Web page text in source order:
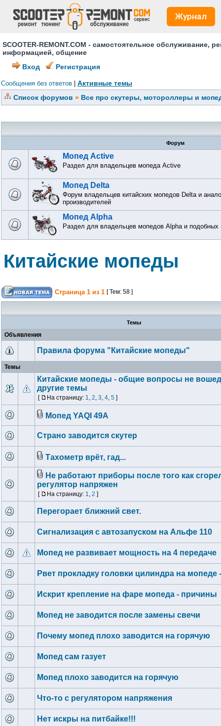
Журнал
SCOOTER-REMONT.COM - самостоятельное
информацией, общение
Вход
Регистрация
Сообщения без ответов
Активные темы
Список форумов » Все про скутеры, мотороллеры и
Форум
Мопед Active
Раздел для владельцев мопеда Active
Мопед Delta
Форум владельцев китайских мопедов Delta и
производителей
Мопед Alpha
Раздел для владельцев мопедов Alpha и подобных
Китайские мопеды
Страница 1 из 1 [ Тем: 58 ]
Темы
Объявления
Правила форума "Китайские мопеды"
Темы
Китайские мопеды - общие вопросы не
другие темы
[ На страницу: 1, 2, 3, 4, 5 ]
Мопед YAQI 49A
Страно заводится скутер
Тахометр врёт, гад...
Не работают приборы после того как
регулятор напряжен
[ На страницу: 1, 2 ]
Перегорает ближний свет.
Сигнализация с автозапуском на Альфе 110
Мопед не развивает мощность на 4 передаче
Рвет прокладку головки цилиндра на мопеде
Искрит крепление на фаре мопеда - причины
Мопед не заводится после замены свечи
Почему мопед плохо заводится на горячую
Мопед сам газует
Мопед плохо заводится на горячую
Что-то с регулятором напряжения
Нет искры на питбайке!!!